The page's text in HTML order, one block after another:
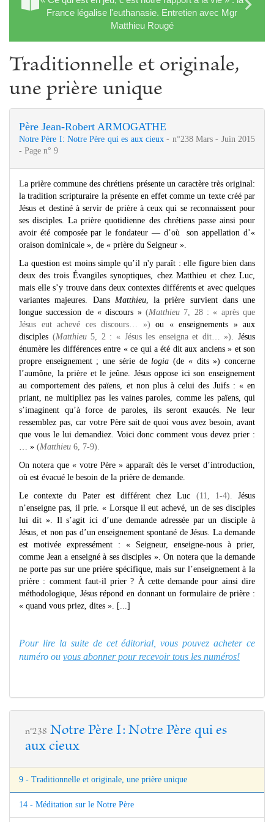
France légalise l'euthanasie. Entretien avec Mgr
Matthieu Rougé
Traditionnelle et originale,
une prière unique
Père Jean-Robert ARMOGATHE
Notre Père I: Notre Père qui es aux cieux- n°238 Mars - Juin 2015
- Page n° 9
La prière commune des chrétiens présente un caractère très original:
la tradition scripturaire la présente en effet comme un texte créé par
Jésus et destiné à servir de prière à ceux qui se reconnaissent pour
ses disciples. La prière quotidienne des chrétiens passe ainsi pour
avoir été composée par le fondateur — d’où son appellation d’«
oraison dominicale », de « prière du Seigneur ».
La question est moins simple qu’il n'y paraît : elle figure bien dans
deux des trois Évangiles synoptiques, chez Matthieu et chez Luc,
mais elle s’y trouve dans deux contextes différents et avec quelques
variantes majeures. Dans Matthieu, la prière survient dans une
longue succession de « discours » (Matthieu 7, 28 : « après que
Jésus eut achevé ces discours… ») ou « enseignements » aux
disciples (Matthieu5, 2 : « Jésus les enseigna et dit… ») . Jésus
énumère les différences entre « ce qui a été dit aux anciens » et son
propre enseignement ; une série de logia(de « dits ») concerne
l’aumône, la prière et le jeûne. Jésus oppose ici son enseignement
au comportement des païens, et non plus à celui des Juifs : « en
priant, ne multipliez pas les vaines paroles, comme les païens, qui
s’imaginent qu’à force de paroles, ils seront exaucés. Ne leur
ressemblez pas, car votre Père sait de quoi vous avez besoin, avant
que vous le lui demandiez. Voici donc comment vous devez prier :
… » (Matthieu 6, 7-9).
On notera que « votre Père » apparaît dès le verset d’introduction,
où est évacué le besoin de la prière de demande.
Le contexte du Pater est différent chez Luc (11, 1-4).Jésus
n’enseigne pas, il prie. « Lorsque il eut achevé, un de ses disciples
lui dit ». Il s’agit ici d’une demande adressée par un disciple à
Jésus, et non pas d’un enseignement spontané de Jésus. La demande
est motivée expressément : « Seigneur, enseigne-nous à prier,
comme Jean a enseigné à ses disciples ». On notera que la demande
ne porte pas sur une prière spécifique, mais sur l’enseignement à la
prière : comment faut-il prier ? À cette demande pour ainsi dire
méthodologique, Jésus répond en donnant un formulaire de prière :
« quand vous priez, dites ». [...]
Pour lire la suite de cet éditorial, vous pouvez acheter ce
numéro ou vous abonner pour recevoir tous les numéros!
n°238 Notre Père I: Notre Père qui es
aux cieux
9 - Traditionnelle et originale, une prière unique
14 - Méditation sur le Notre Père